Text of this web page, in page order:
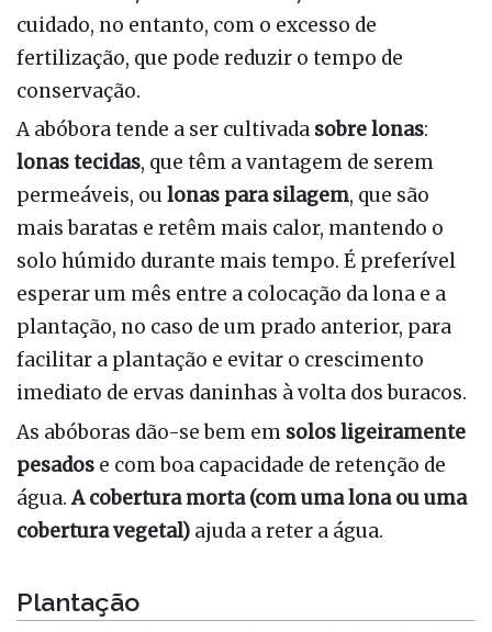
cuidado, no entanto, com o excesso de
fertilização, que pode reduzir o tempo de
conservação.
A abóbora tende a ser cultivada sobre lonas:
lonastecidas, que têm a vantagem de serem
permeáveis, ou lonas para silagem, que são
mais baratas e retêm mais calor, mantendo o
solo húmido durante mais tempo. É preferível
esperar um mês entre a colocação da lona e a
plantação, no caso de um prado anterior, para
facilitar a plantação e evitar o crescimento
imediato de ervas daninhas à volta dos buracos.
As abóboras dão-se bem em solos ligeiramente
pesados e com boa capacidade de retenção de
água.A cobertura morta (com uma lona ouuma
cobertura vegetal) ajuda a reter a água.
Plantação